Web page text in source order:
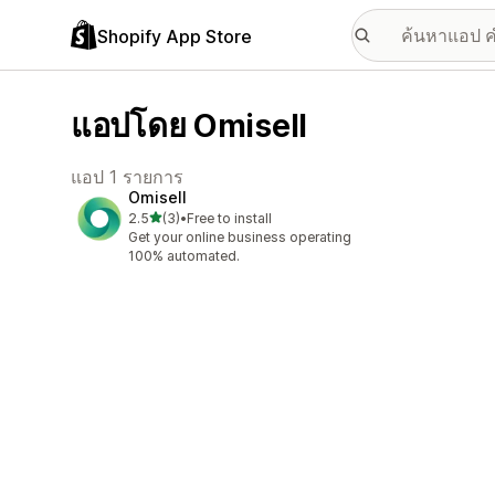
Shopify App Store
แอปโดย Omisell
แอป 1 รายการ
Omisell
2.5เต็ม 5 ดาว
(3)
ทั้งหมด 3 รีวิว
•Free to install
Get your online business operating
100% automated.